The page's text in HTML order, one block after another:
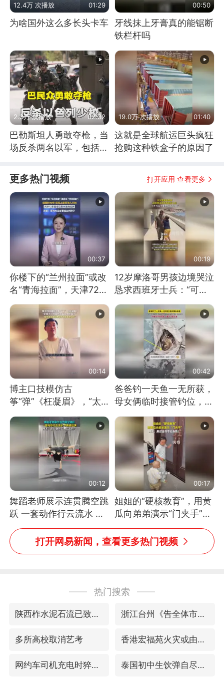
12.4万 次播放 01:29
为啥国外这么多长头卡车
00:50
牙线抹上牙膏真的能锯断
铁栏杆吗
2.3万 次播放 02:32
巴勒斯坦人勇敢夺枪，当
场反杀两名以军，包括一
19.0万 次播放 01:40
这就是全球航运巨头疯狂
抢购这种铁盒子的原因了
更多热门视频 打开应用 查看更多
00:37
你楼下的“兰州拉面”或改
名“青海拉面”，天津72家
面馆已集体更换招牌
00:19
12岁摩洛哥男孩边境哭泣
恳求西班牙士兵：“可不
可以不要把我遣返回国”
00:14
博主口技模仿古
筝“弹”《枉凝眉》，“太
像了～你是吃古筝长大的
吗？”“或将成为首位考级
不带古筝的选手。”（来
源：新华每日电讯）
00:42
爸爸钓一天鱼一无所获，
母女俩临时接管钓位，用
玩具鱼竿钓上大鱼
00:12
舞蹈老师展示连贯腾空跳
跃 一套动作行云流水 节
奏感拉满 网友：怎么做
到又舞又武的？
00:17
姐姐的“硬核教育”，用黄
瓜向弟弟演示“门夹手”，
网友：果然言传不如身
教！
打开网易新闻，查看更多热门视频
热门搜索
陕西柞水泥石流已致2死 仍有1人失联 浙江台州《告全体市民书》
多所高校取消艺考 香港宏福苑火灾或由烟头引起
网约车司机充电时猝死保险拒赔 泰国初中生饮弹自尽前开了26枪